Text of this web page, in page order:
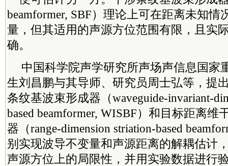
beamformer, SBF）理论上可在距离未知情
量，但其适用的声源方位范围有限，且实
确。
中国科学院声学研究所声场声信息国家
生刘昌鹏与其导师、研究员周士弘等，提
条纹基波束形成器（waveguide-invariant-
based beamformer, WISBF）和目标距离维
器（range-dimension striation-based
别实现波导不变量和声源距离的解耦估计
声源方位上的局限性，并用实验数据进行